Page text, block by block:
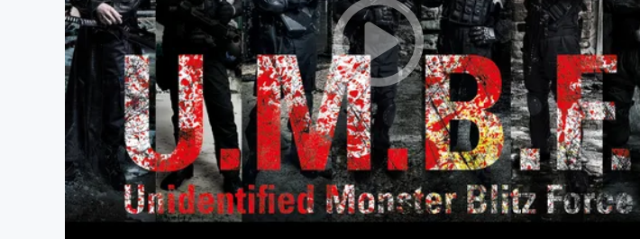
ビジネス・起業 チャレンジ
まちづくり・地域活性化
CAMPFIRE for Social Good
CAMPFIREふるさと納税